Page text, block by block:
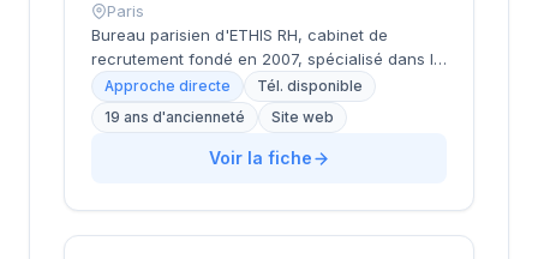
Paris
Bureau parisien d'ETHIS RH, cabinet de
recrutement fondé en 2007, spécialisé dans le
conseil en ressources humaines, le
recrutement de cadres et dirigeants, le
coaching et l'outplacement. Situé au 16 rue de
Monceau dans le 8e arrondissement de Paris,
Approche directe
Tél. disponible
19 ans d'ancienneté
Site web
Voir la fiche